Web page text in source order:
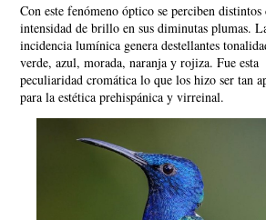
Con este fenómeno óptico se perciben distintos
intensidad de brillo en sus diminutas plumas.
incidencia lumínica genera destellantes
verde, azul, morada, naranja y rojiza. Fue esta
peculiaridad cromática lo que los hizo ser tan
para la estética prehispánica y virreinal.